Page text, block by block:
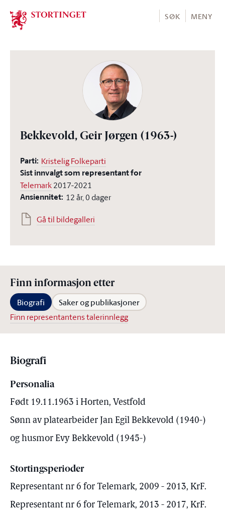
Stortinget.no
SØK MENY
Bekkevold, Geir Jørgen (1963-)
Parti: Kristelig Folkeparti
Sist innvalgt som representant for
Telemark2017-2021
Ansiennitet: 12 år, 0 dager
Gå til bildegalleri
Finn informasjon etter
Biografi Saker og publikasjoner
Finn representantens talerinnlegg
Biografi
Personalia
Født 19.11.1963 i Horten, Vestfold
Sønn av platearbeider Jan Egil Bekkevold (1940-)
og husmor Evy Bekkevold (1945-)
Stortingsperioder
Representant nr 6 for Telemark, 2009 - 2013, KrF.
Representant nr 6 for Telemark, 2013 - 2017, KrF.